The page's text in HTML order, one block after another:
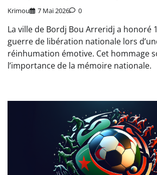
Krimou 7 Mai 2026 0
La ville de Bordj Bou Arreridj a honoré
guerre de libération nationale lors
réinhumation émotive. Cet hommage
l’importance de la mémoire nationale.